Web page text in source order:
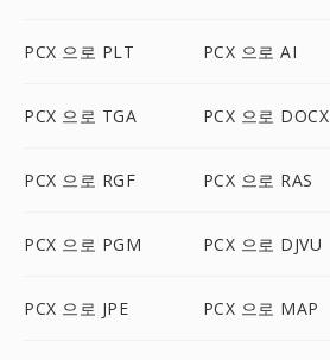
PCX 으로 PLT PCX 으로 AI
PCX 으로 TGA PCX 으로 DOCX
PCX 으로 RGF PCX 으로 RAS
PCX 으로 PGM PCX 으로 DJVU
PCX 으로 JPE PCX 으로 MAP